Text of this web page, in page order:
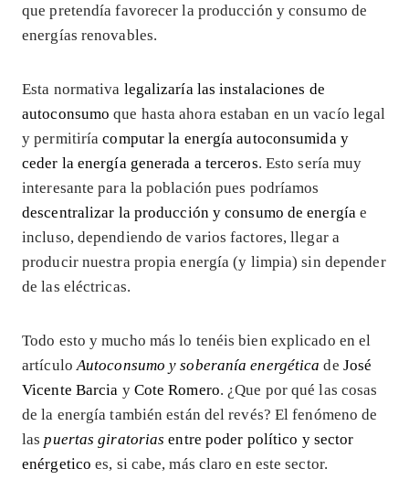
que pretendía favorecer la producción y consumo de
energías renovables.
Esta normativa legalizaría las instalaciones de
autoconsumo que hasta ahora estaban en un vacío legal
y permitiríacomputar la energía autoconsumida y
ceder la energía generada a terceros. Esto sería muy
interesante para la población pues podríamos
descentralizar la producción y consumo de energía e
incluso, dependiendo de varios factores, llegar a
producir nuestra propia energía (y limpia) sin depender
de las eléctricas.
Todo esto y mucho más lo tenéis bien explicado en el
artículo Autoconsumo y soberanía energética de José
Vicente Barcia y Cote Romero. ¿Que por qué las cosas
de la energía también están del revés? El fenómeno de
laspuertas giratorias entre poder político y sector
enérgetico es, si cabe, más claro en este sector.